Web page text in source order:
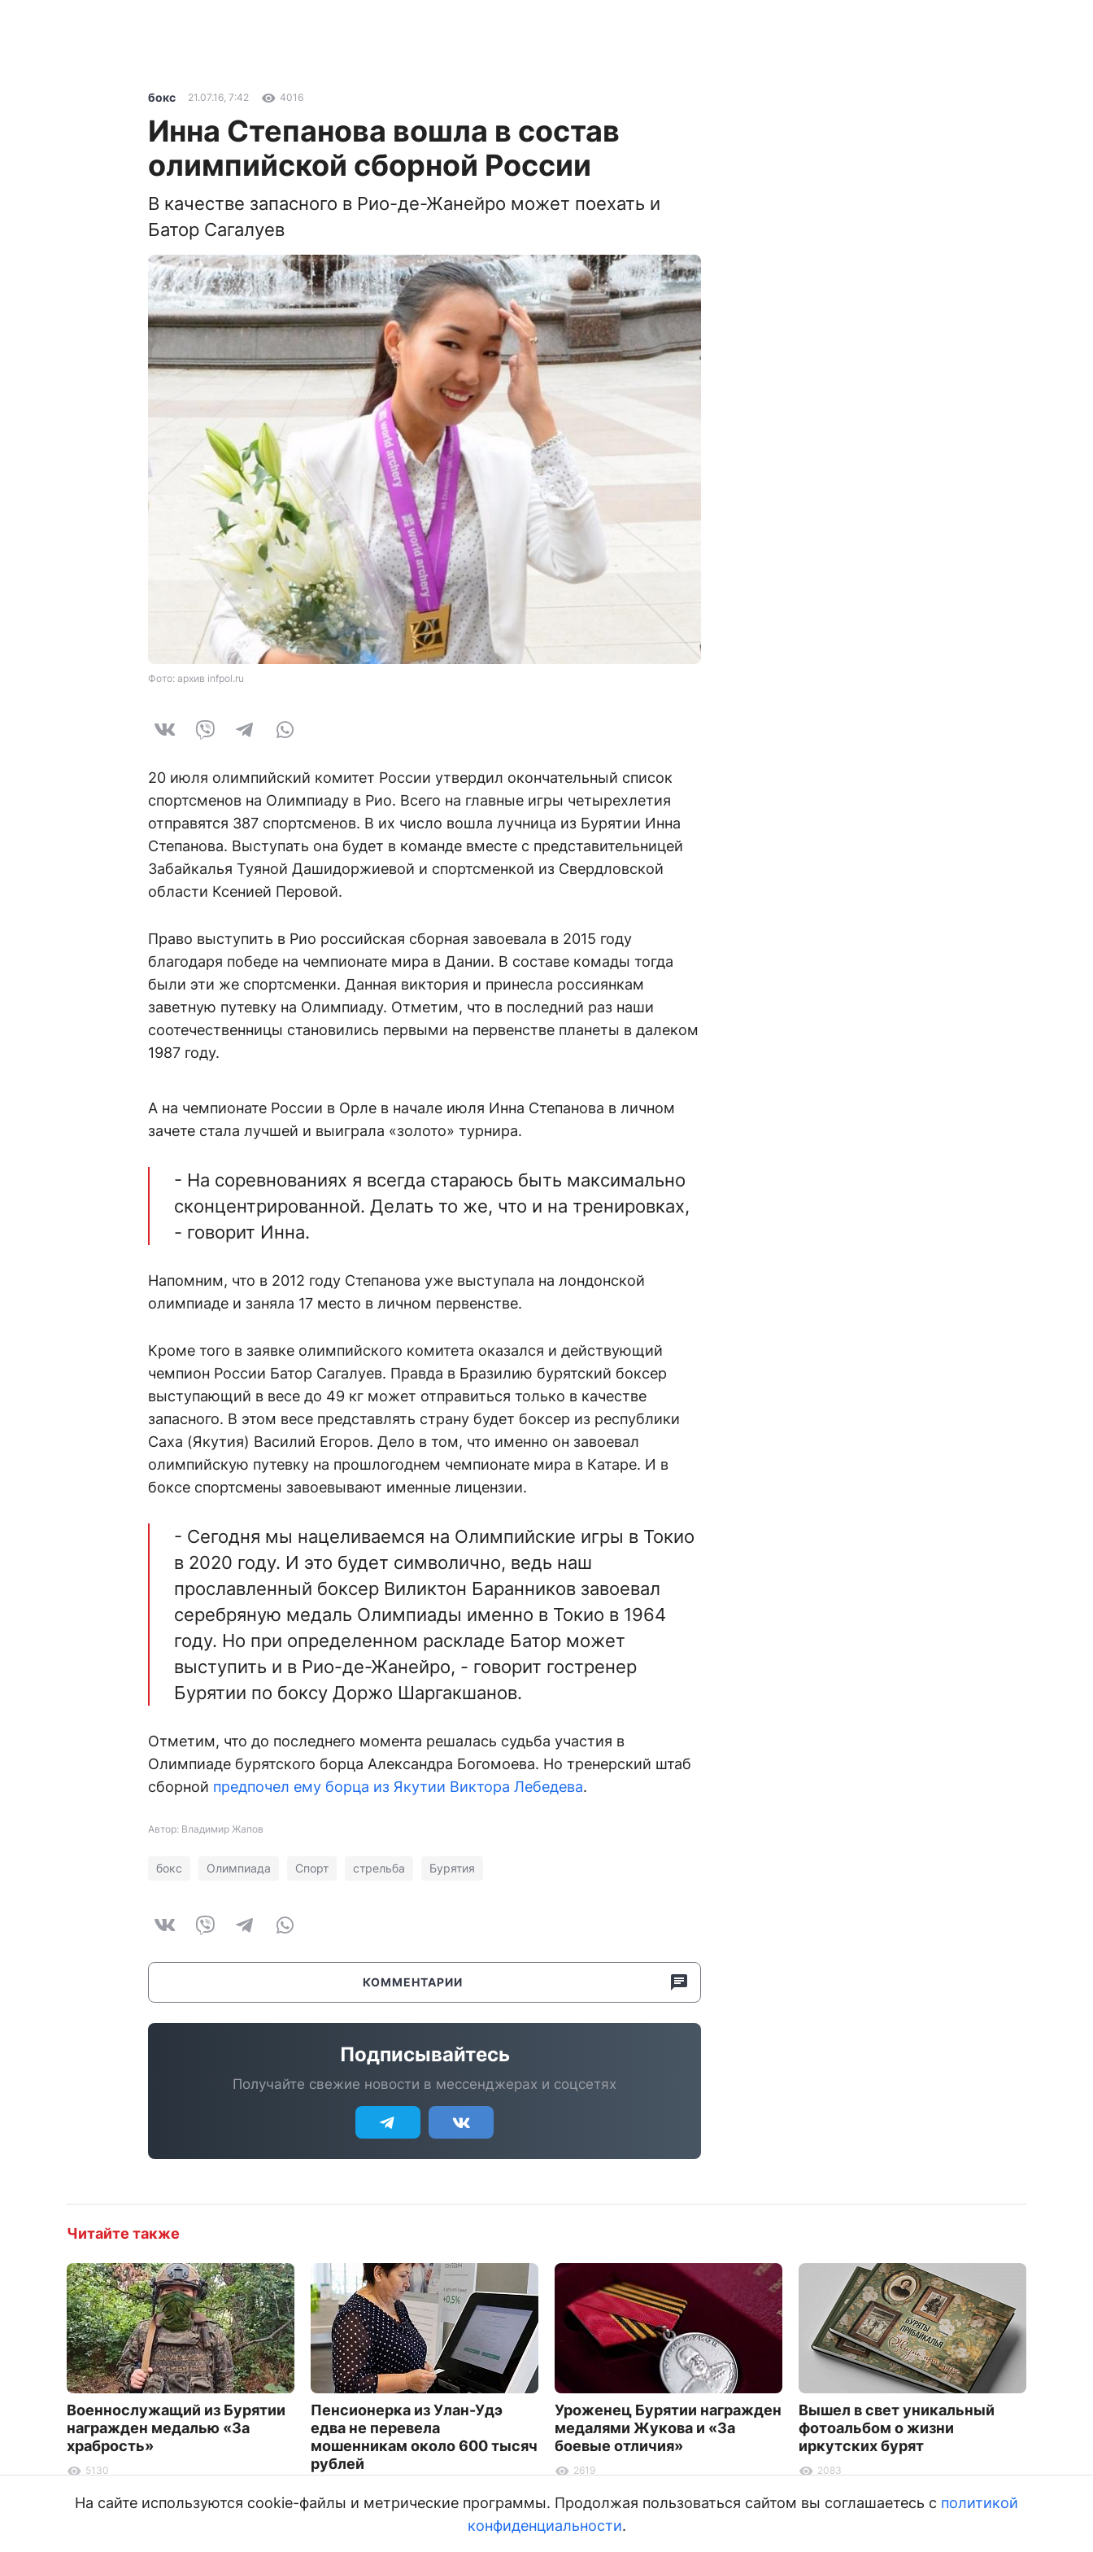
бокс 21.07.16, 7:42 4016
Инна Степанова вошла в состав
олимпийской сборной России
В качестве запасного в Рио-де-Жанейро может поехать и
Батор Сагалуев
Фото: архив infpol.ru
20 июля олимпийский комитет России утвердил окончательный список
спортсменов на Олимпиаду в Рио. Всего на главные игры четырехлетия
отправятся 387 спортсменов. В их число вошла лучница из Бурятии Инна
Степанова. Выступать она будет в команде вместе с представительницей
Забайкалья Туяной Дашидоржиевой и спортсменкой из Свердловской
области Ксенией Перовой.
Право выступить в Рио российская сборная завоевала в 2015 году
благодаря победе на чемпионате мира в Дании. В составе комады тогда
были эти же спортсменки. Данная виктория и принесла россиянкам
заветную путевку на Олимпиаду. Отметим, что в последний раз наши
соотечественницы становились первыми на первенстве планеты в далеком
1987 году.
А на чемпионате России в Орле в начале июля Инна Степанова в личном
зачете стала лучшей и выиграла «золото» турнира.
- На соревнованиях я всегда стараюсь быть максимально
сконцентрированной. Делать то же, что и на тренировках,
- говорит Инна.
Напомним, что в 2012 году Степанова уже выступала на лондонской
олимпиаде и заняла 17 место в личном первенстве.
Кроме того в заявке олимпийского комитета оказался и действующий
чемпион России Батор Сагалуев. Правда в Бразилию бурятский боксер
выступающий в весе до 49 кг может отправиться только в качестве
запасного. В этом весе представлять страну будет боксер из республики
Саха (Якутия) Василий Егоров. Дело в том, что именно он завоевал
олимпийскую путевку на прошлогоднем чемпионате мира в Катаре. И в
боксе спортсмены завоевывают именные лицензии.
- Сегодня мы нацеливаемся на Олимпийские игры в Токио
в 2020 году. И это будет символично, ведь наш
прославленный боксер Виликтон Баранников завоевал
серебряную медаль Олимпиады именно в Токио в 1964
году. Но при определенном раскладе Батор может
выступить и в Рио-де-Жанейро, - говорит гостренер
Бурятии по боксу Доржо Шаргакшанов.
Отметим, что до последнего момента решалась судьба участия в
Олимпиаде бурятского борца Александра Богомоева. Но тренерский штаб
сборной предпочел ему борца из Якутии Виктора Лебедева.
Автор: Владимир Жапов
бокс Олимпиада Спорт стрельба Бурятия
КОММЕНТАРИИ
Подписывайтесь
Получайте свежие новости в мессенджерах и соцсетях
Читайте также
Военнослужащий из Бурятии
награжден медалью «За
храбрость»
5130
Пенсионерка из Улан-Удэ
едва не перевела
мошенникам около 600 тысяч
рублей
Уроженец Бурятии награжден
медалями Жукова и «За
боевые отличия»
2619
Вышел в свет уникальный
фотоальбом о жизни
иркутских бурят
2083
На сайте используются cookie-файлы и метрические программы. Продолжая пользоваться сайтом вы соглашаетесь с политикой
конфиденциальности.